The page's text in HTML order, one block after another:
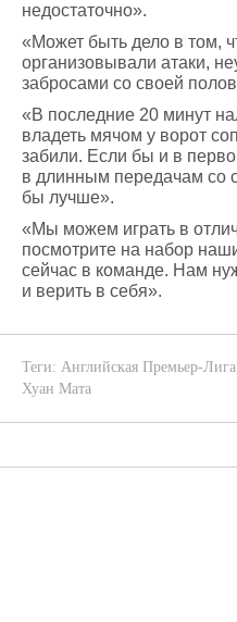
недостаточно».
«Может быть дело в том,
организовывали атаки,
забросами со своей
«В последние 20 минут
владеть мячом у ворот
забили. Если бы и в
в длинным передачам со
бы лучше».
«Мы можем играть в
посмотрите на набор
сейчас в команде. Нам
и верить в себя».
Теги: Английская Премьер-Лига
Хуан Мата